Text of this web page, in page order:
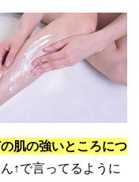
肌の強いところにつ
↑で言ってるように